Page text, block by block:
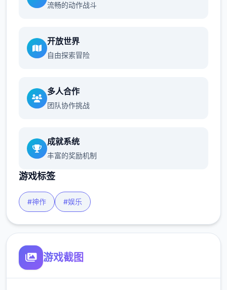
流畅的动作战斗
开放世界
自由探索冒险
多人合作
团队协作挑战
成就系统
丰富的奖励机制
游戏标签
#神作 #娱乐
游戏截图